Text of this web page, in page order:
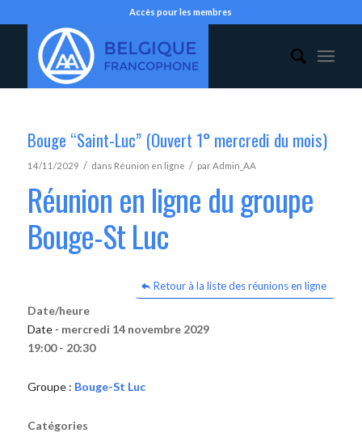
Accès pour les membres
Bouge “Saint-Luc” (Ouvert 1° mercredi du mois)
14/11/2029 / dans Réunion en ligne / parAdmin_AA
Réunion en ligne du groupe
Bouge-St Luc
Retour à la liste des réunions en ligne
Date/heure
Date - mercredi 14 novembre 2029
19:00 - 20:30
Groupe : Bouge-St Luc
Catégories